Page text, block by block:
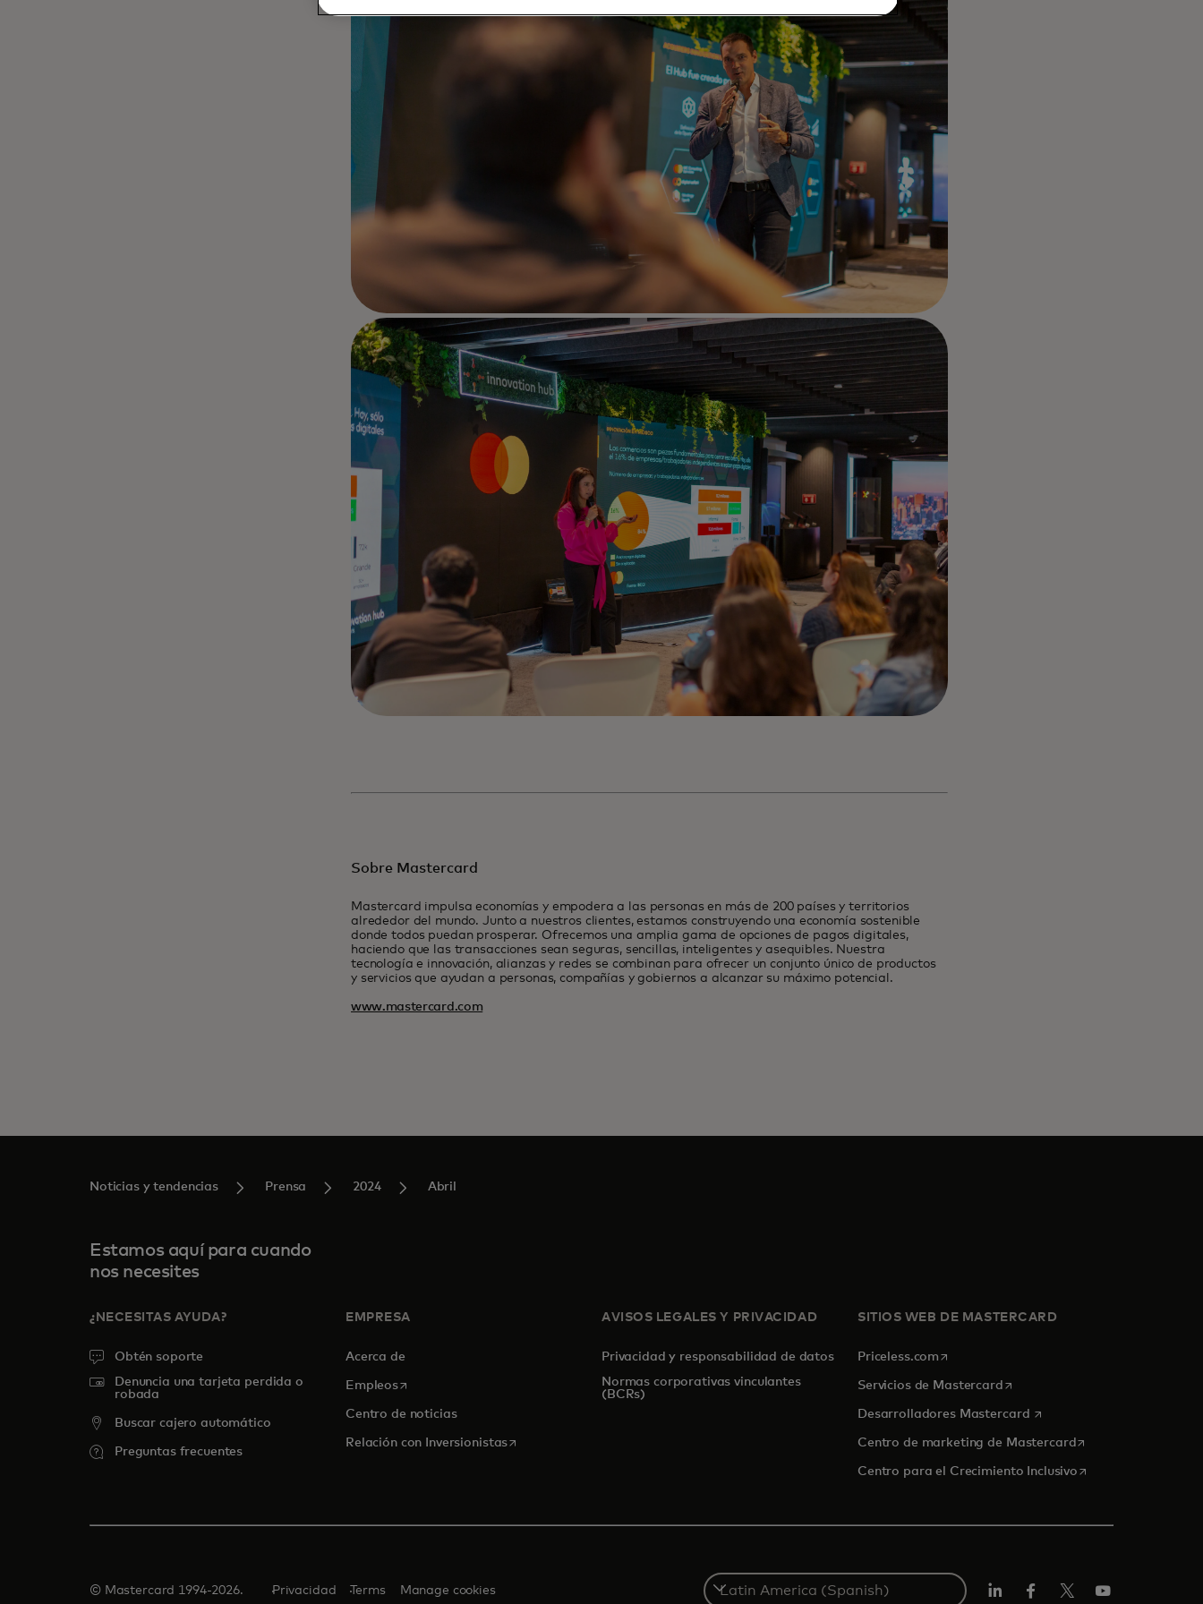
Sobre Mastercard
Mastercard impulsa economías y empodera a las personas en más de 200 países y territorios
alrededor del mundo. Junto a nuestros clientes, estamos construyendo una economía sostenible
donde todos puedan prosperar. Ofrecemos una amplia gama de opciones de pagos digitales,
haciendo que las transacciones sean seguras, sencillas, inteligentes y asequibles. Nuestra
tecnología e innovación, alianzas y redes se combinan para ofrecer un conjunto único de productos
y servicios que ayudan a personas, compañías y gobiernos a alcanzar su máximo potencial.
www.mastercard.com
Noticias y tendencias Prensa 2024 Abril
Estamos aquí para cuando
nos necesites
¿NECESITAS AYUDA?
Obtén soporte
Denuncia una tarjeta perdida o
robada
Buscar cajero automático
Preguntas frecuentes
EMPRESA
Acerca de
Empleosse abre en una pestaña nueva
Centro de noticias
Relación con Inversionistasse abre en una pestaña nueva
AVISOS LEGALES Y PRIVACIDAD
Privacidad y responsabilidad de datos
Normas corporativas vinculantes
(BCRs)
SITIOS WEB DE MASTERCARD
Priceless.com se abre en una pestaña nueva
Servicios de Mastercardse abre en una pestaña nueva
Desarrolladores Mastercard se abre en una pestaña
Centro de marketing de Mastercardse abre en una
Centro para el Crecimiento Inclusivose abre en una
© Mastercard 1994-2026. Privacidad Terms Manage cookies
Select
a